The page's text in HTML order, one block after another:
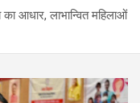
आधार, लाभान्वित महिलाओं